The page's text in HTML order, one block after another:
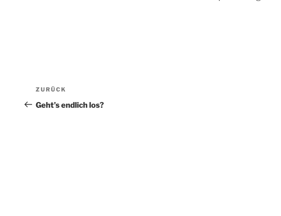
Beitragsnavigation
Vorheriger
Beitrag
ZURÜCK
Geht’s endlich los?